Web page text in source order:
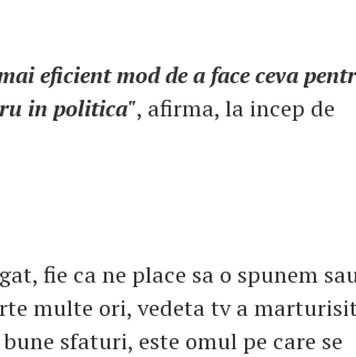
eficient mod de a face ceva
in politica", afirma, la incep de
fie ca ne place sa o spunem
multe ori, vedeta tv a
sfaturi, este omul pe care se